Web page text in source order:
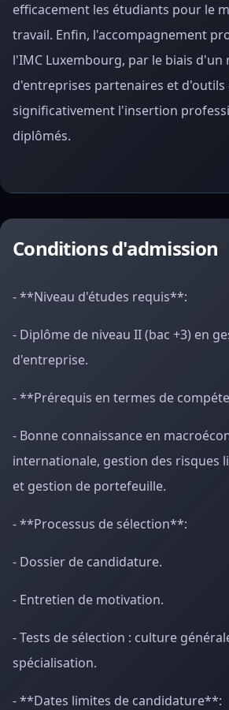
efficacement les étudiants pour le
travail. Enfin, l'accompagnement
l'IMC Luxembourg, par le biais d'un
d'entreprises partenaires et d'outils
significativement l'insertion
diplômés.
Conditions d'admission
- **Niveau d'études requis**:
- Diplôme de niveau II (bac +3) en
d'entreprise.
- **Prérequis en termes de
- Bonne connaissance en
internationale, gestion des risques
et gestion de portefeuille.
- **Processus de sélection**:
- Dossier de candidature.
- Entretien de motivation.
- Tests de sélection : culture
spécialisation.
- **Dates limites de candidature**: